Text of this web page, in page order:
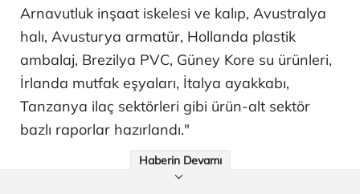
Arnavutluk inşaat iskelesi ve kalıp, Avustralya
halı, Avusturya armatür, Hollanda plastik
ambalaj, Brezilya PVC, Güney Kore su ürünleri,
İrlanda mutfak eşyaları, İtalya ayakkabı,
Tanzanya ilaç sektörleri gibi ürün-alt sektör
bazlı raporlar hazırlandı."
Haberin Devamı